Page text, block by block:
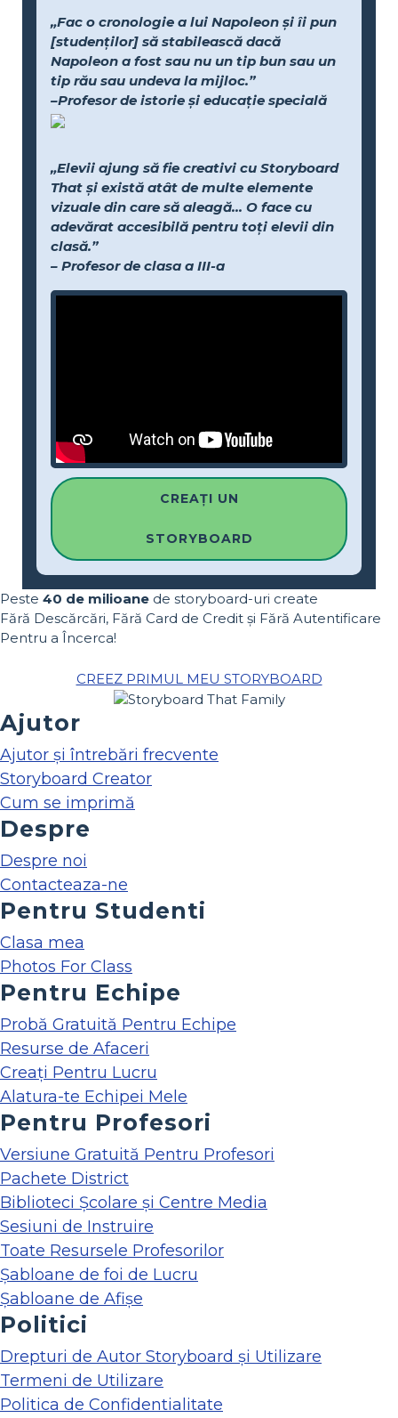
„Fac o cronologie a lui Napoleon și îi pun
[studenților] să stabilească dacă
Napoleon a fost sau nu un tip bun sau un
tip rău sau undeva la mijloc.”
–Profesor de istorie și educație specială
„Elevii ajung să fie creativi cu Storyboard
That și există atât de multe elemente
vizuale din care să aleagă... O face cu
adevărat accesibilă pentru toți elevii din
clasă.”
– Profesor de clasa a III-a
CREAȚI UN
STORYBOARD
Peste 40 de milioane de storyboard-uri create
Fără Descărcări, Fără Card de Credit și Fără Autentificare
Pentru a Încerca!
CREEZ PRIMUL MEU STORYBOARD
Ajutor
Ajutor și întrebări frecvente
Storyboard Creator
Cum se imprimă
Despre
Despre noi
Contacteaza-ne
Pentru Studenti
Clasa mea
Photos For Class
Pentru Echipe
Probă Gratuită Pentru Echipe
Resurse de Afaceri
Creați Pentru Lucru
Alatura-te Echipei Mele
Pentru Profesori
Versiune Gratuită Pentru Profesori
Pachete District
Biblioteci Școlare și Centre Media
Sesiuni de Instruire
Toate Resursele Profesorilor
Șabloane de foi de Lucru
Șabloane de Afișe
Politici
Drepturi de Autor Storyboard și Utilizare
Termeni de Utilizare
Politica de Confidentialitate